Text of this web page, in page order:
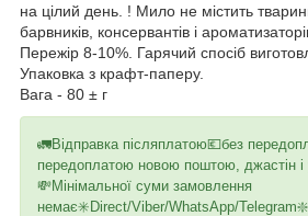
на цілий день. ! Мило не містить
барвників, консервантів і
Пережір 8-10%. Гарячий спосіб
Упаковка з крафт-паперу.
Вага - 80 ± г
🚛Відправка післяплатою💶без
передоплатою новою поштою, джастін і
💸Мінімальної суми замовлення
немає✳️Direct/Viber/WhatsApp/